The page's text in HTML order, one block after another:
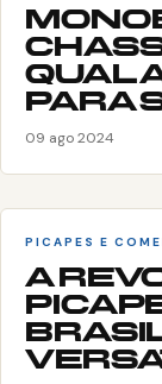
QUAL
PARA
09 ago 2024
PICAPES E
A